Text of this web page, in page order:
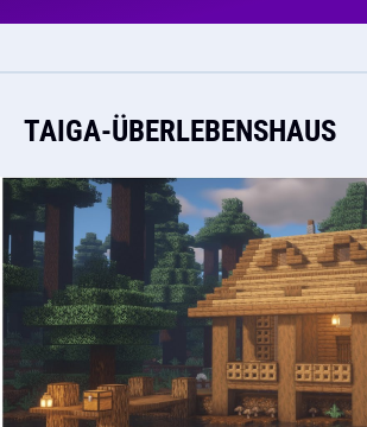
TAIGA-ÜBERLEBENSHAUS